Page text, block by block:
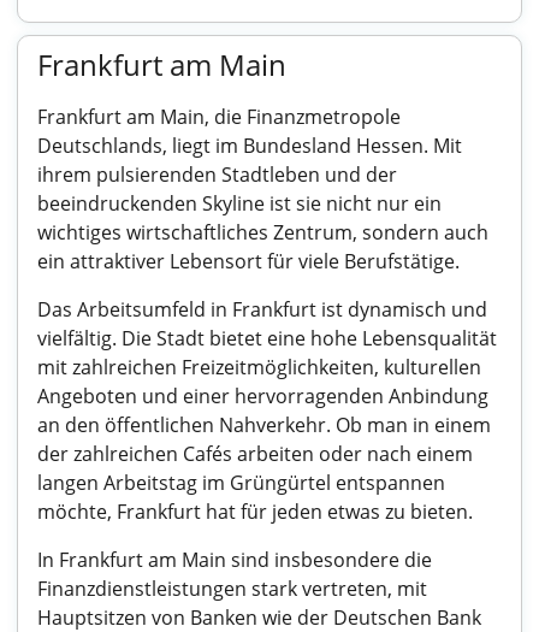
Frankfurt am Main
Frankfurt am Main, die Finanzmetropole
Deutschlands, liegt im Bundesland Hessen. Mit
ihrem pulsierenden Stadtleben und der
beeindruckenden Skyline ist sie nicht nur ein
wichtiges wirtschaftliches Zentrum, sondern auch
ein attraktiver Lebensort für viele Berufstätige.
Das Arbeitsumfeld in Frankfurt ist dynamisch und
vielfältig. Die Stadt bietet eine hohe Lebensqualität
mit zahlreichen Freizeitmöglichkeiten, kulturellen
Angeboten und einer hervorragenden Anbindung
an den öffentlichen Nahverkehr. Ob man in einem
der zahlreichen Cafés arbeiten oder nach einem
langen Arbeitstag im Grüngürtel entspannen
möchte, Frankfurt hat für jeden etwas zu bieten.
In Frankfurt am Main sind insbesondere die
Finanzdienstleistungen stark vertreten, mit
Hauptsitzen von Banken wie der Deutschen Bank